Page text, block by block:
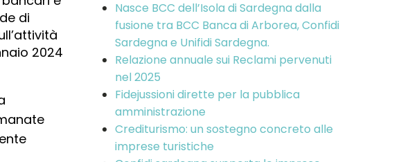
di
2024
Nasce BCC dell’Isola di Sardegna dalla
fusione tra BCC Banca di Arborea, Confidi
Sardegna e Unifidi Sardegna.
Relazione annuale sui Reclami pervenuti
nel 2025
Fidejussioni dirette per la pubblica
amministrazione
Crediturismo: un sostegno concreto alle
imprese turistiche